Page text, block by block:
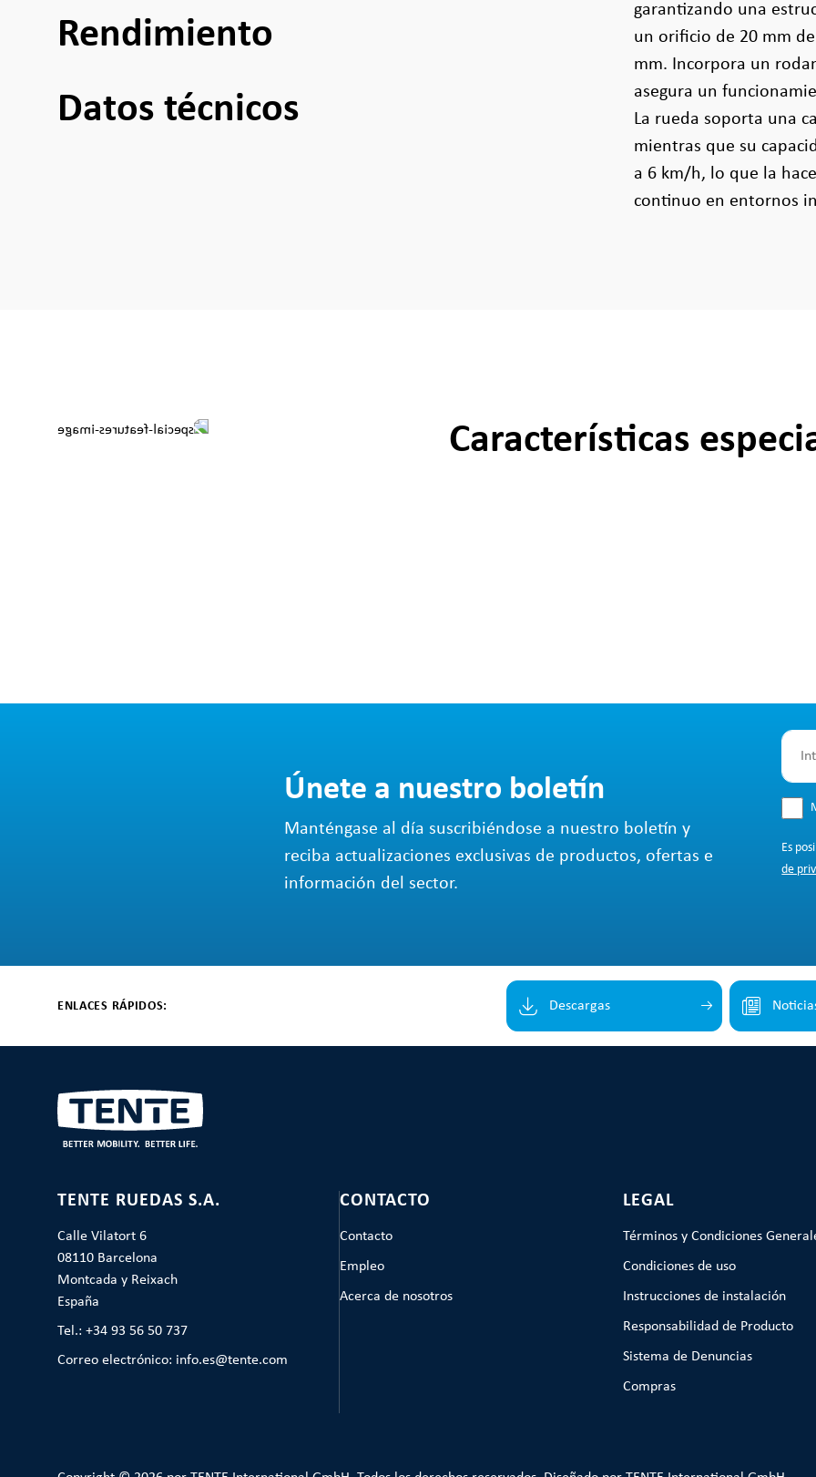
Rendimiento
Datos técnicos
garantizando una
un orificio de 20 mm
mm. Incorpora un
asegura un
La rueda soporta una
mientras que su
a 6 km/h, lo que la
continuo en entornos
Características
Únete a nuestro boletín
Manténgase al día suscribiéndose a nuestro boletín y
reciba actualizaciones exclusivas de productos, ofertas e
información del sector.
Es
de
ENLACES RÁPIDOS: Descargas
TENTE RUEDAS S.A.
Calle Vilatort 6
08110 Barcelona
Montcada y Reixach
España
Tel.: +34 93 56 50 737
Correo electrónico: info.es@tente.com
CONTACTO
Contacto
Empleo
Acerca de nosotros
LEGAL
Términos y Condiciones
Condiciones de uso
Instrucciones de instalación
Responsabilidad de Producto
Sistema de Denuncias
Compras